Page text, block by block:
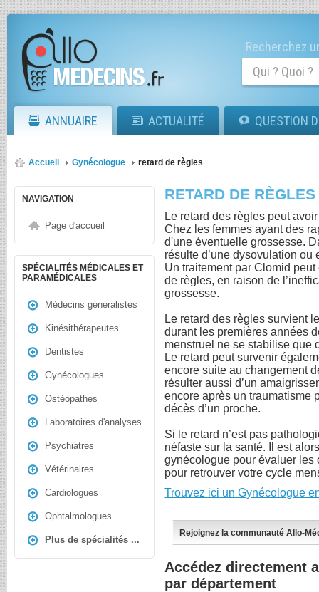
Recherchez
ANNUAIRE ACTUALITÉ QUESTION
Accueil Gynécologue retard de règles
NAVIGATION
Page d'accueil
SPÉCIALITÉS MÉDICALES ET
PARAMÉDICALES
Médecins généralistes
Kinésithérapeutes
Dentistes
Gynécologues
Ostéopathes
Laboratoires d'analyses
Psychiatres
Vétérinaires
Cardiologues
Ophtalmologues
Plus de spécialités ...
RETARD DE RÈGLES
Le retard des règles peut
Chez les femmes ayant des
d'une éventuelle grossesse.
résulte d’une dysovulation ou
Un traitement par Clomid peut
de règles, en raison de
grossesse.
Le retard des règles survient
durant les premières années
menstruel ne se stabilise que
Le retard peut survenir
encore suite au changement
résulter aussi d’un
encore après un traumatisme
décès d’un proche.
Si le retard n’est pas
néfaste sur la santé. Il est
gynécologue pour évaluer les
pour retrouver votre cycle
Trouvez ici un Gynécologue
Rejoignez la communauté Allo-
Accédez directement
par département